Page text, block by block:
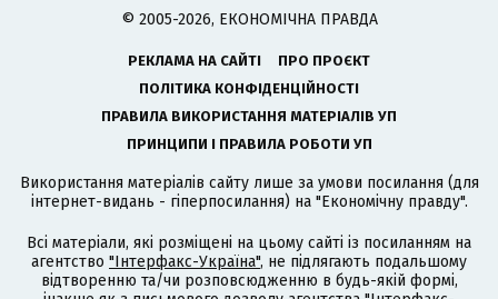
© 2005-2026, ЕКОНОМІЧНА ПРАВДА
РЕКЛАМА НА САЙТІ
ПРО ПРОЄКТ
ПОЛІТИКА КОНФІДЕНЦІЙНОСТІ
ПРАВИЛА ВИКОРИСТАННЯ МАТЕРІАЛІВ УП
ПРИНЦИПИ І ПРАВИЛА РОБОТИ УП
Використання матеріалів сайту лише за умови посилання (для
інтернет-видань - гіперпосилання) на "Економічну правду".
Всі матеріали, які розміщені на цьому сайті із посиланням на
агентство "Інтерфакс-Україна", не підлягають подальшому
відтворенню та/чи розповсюдженню в будь-якій формі,